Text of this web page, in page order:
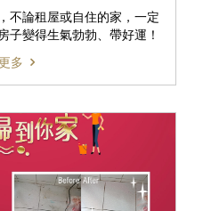
不論租屋或自住的家，一定
子變得生氣勃勃、帶好運！
多